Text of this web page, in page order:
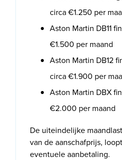
circa €1.250 per
Aston Martin DB11
€1.500 per maand
Aston Martin DB12
circa €1.900 per
Aston Martin DBX
€2.000 per maand
De uiteindelijke
van de aanschafprijs,
eventuele aanbetaling.